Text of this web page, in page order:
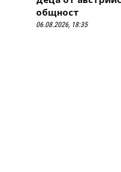
общност
06.08.2026, 18:35